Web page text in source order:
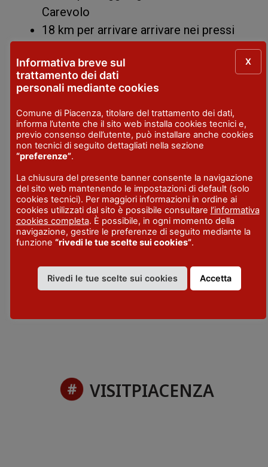
Carevolo
18 km per arrivare arrivare nei pressi
Tutti i percorsi sono dotati di punti di
ristoro. All’arrivostand gastronomici
Informazioni: Roberto +39 328 6783263
Per tutti i dettagli consulta la
LUOGO
Chiesa- Cattaragna - Ferriere
DATE
CONTATTI
VISITPIACENZA
Informativa breve sul
trattamento dei dati
personali mediante cookies
Comune di Piacenza, titolare del trattamento dei dati,
informa l’utente che il sito web installa cookies tecnici e,
previo consenso dell’utente, può installare anche cookies
non tecnici di seguito dettagliati nella sezione
“preferenze”.
La chiusura del presente banner consente la navigazione
del sito web mantenendo le impostazioni di default (solo
cookies tecnici). Per maggiori informazioni in ordine ai
cookies utilizzati dal sito è possibile consultare l’informativa
cookies completa. È possibile, in ogni momento della
navigazione, gestire le preferenze di seguito mediante la
funzione “rivedi le tue scelte sui cookies”.
Rivedi le tue scelte sui cookies Accetta
X